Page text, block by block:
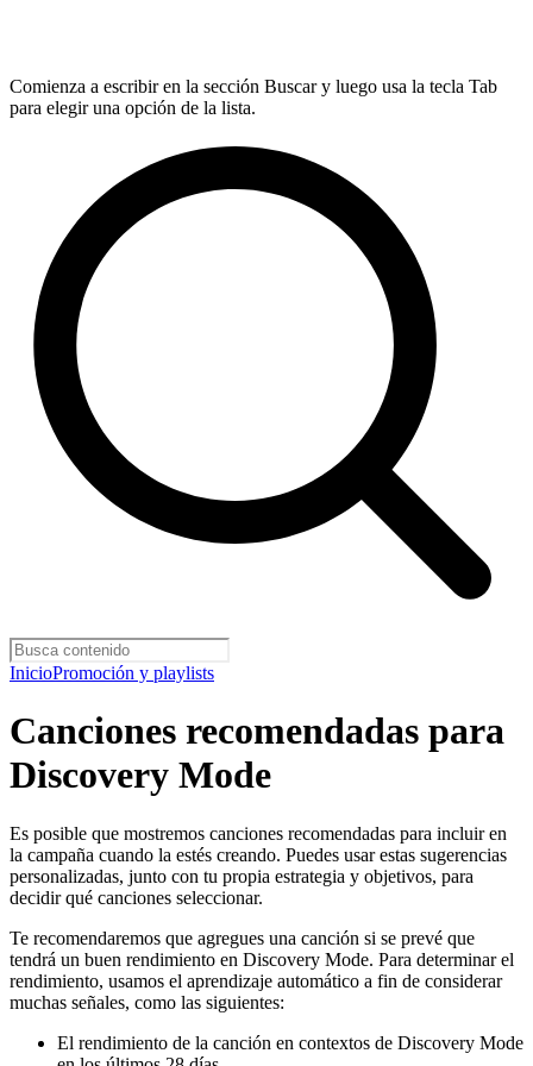
Comienza a escribir en la sección Buscar y luego usa la tecla Tab
para elegir una opción de la lista.
InicioPromoción y playlists
Canciones recomendadas para
Discovery Mode
Es posible que mostremos canciones recomendadas para incluir en
la campaña cuando la estés creando. Puedes usar estas sugerencias
personalizadas, junto con tu propia estrategia y objetivos, para
decidir qué canciones seleccionar.
Te recomendaremos que agregues una canción si se prevé que
tendrá un buen rendimiento en Discovery Mode. Para determinar el
rendimiento, usamos el aprendizaje automático a fin de considerar
muchas señales, como las siguientes:
El rendimiento de la canción en contextos de Discovery Mode